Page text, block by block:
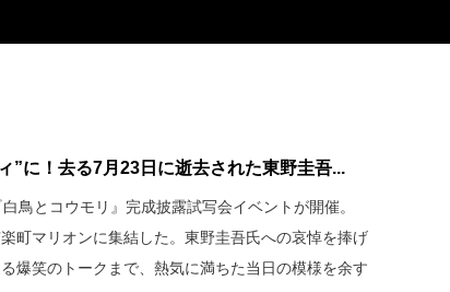
”に！去る7月23日に逝去された東野圭吾...
鳥とコウモリ』完成披露試写会イベントが開催。
町マリオンに集結した。東野圭吾氏への哀悼を捧げ
爆笑のトークまで、熱気に満ちた当日の模様を余す